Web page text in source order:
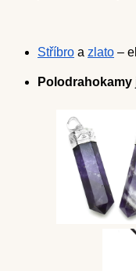
Stříbro a zlato –
Polodrahokamy